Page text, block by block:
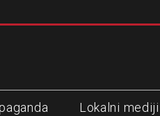
Lokalni mediji